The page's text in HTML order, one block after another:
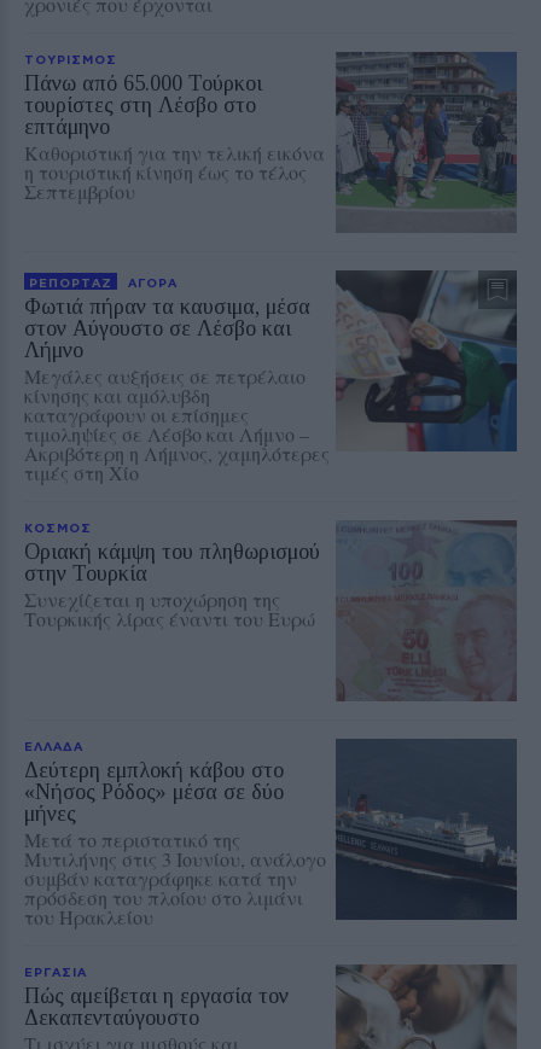
ΤΟΥΡΙΣΜΟΣ
Πάνω από 65.000 Τούρκοι
τουρίστες στη Λέσβο στο
επτάμηνο
Καθοριστική για την τελική εικόνα
η τουριστική κίνηση έως το τέλος
Σεπτεμβρίου
ΡΕΠΟΡΤΑΖ ΑΓΟΡΑ
Φωτιά πήραν τα καυσιμα, μέσα
στον Αύγουστο σε Λέσβο και
Λήμνο
Μεγάλες αυξήσεις σε πετρέλαιο
κίνησης και αμόλυβδη
καταγράφουν οι επίσημες
τιμοληψίες σε Λέσβο και Λήμνο –
Ακριβότερη η Λήμνος, χαμηλότερες
τιμές στη Χίο
ΚΟΣΜΟΣ
Οριακή κάμψη του πληθωρισμού
στην Τουρκία
Συνεχίζεται η υποχώρηση της
Τουρκικής λίρας έναντι του Ευρώ
ΕΛΛΑΔΑ
Δεύτερη εμπλοκή κάβου στο
«Νήσος Ρόδος» μέσα σε δύο
μήνες
Μετά το περιστατικό της
Μυτιλήνης στις 3 Ιουνίου, ανάλογο
συμβάν καταγράφηκε κατά την
πρόσδεση του πλοίου στο λιμάνι
του Ηρακλείου
ΕΡΓΑΣΙΑ
Πώς αμείβεται η εργασία τον
Δεκαπενταύγουστο
Τι ισχύει για μισθούς και